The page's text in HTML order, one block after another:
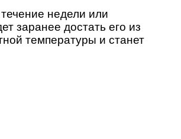
недели или
заранее достать его из
температуры и станет